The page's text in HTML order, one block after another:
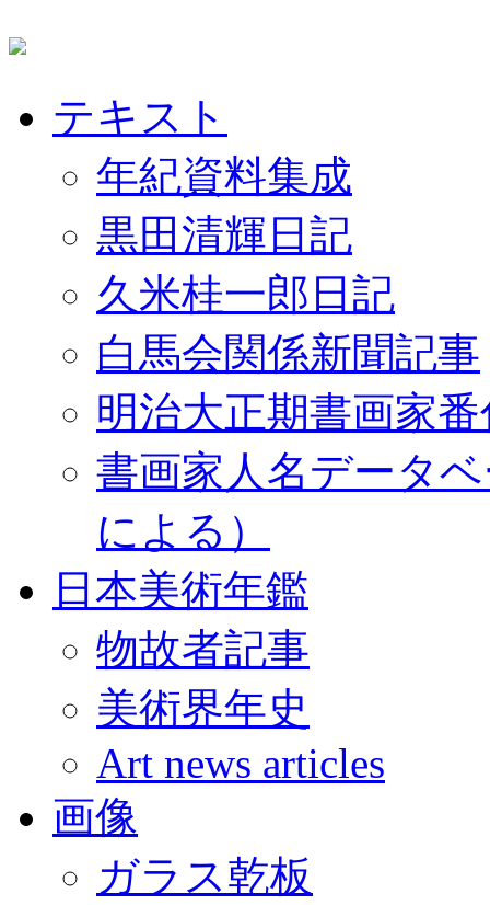
テキスト
年紀資料集成
黒田清輝日記
久米桂一郎日記
白馬会関係新聞記事
明治大正期書画家
書画家人名データ
による）
日本美術年鑑
物故者記事
美術界年史
Art news articles
画像
ガラス乾板